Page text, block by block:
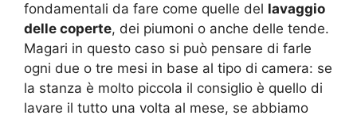
fondamentali da fare come quelle del lavaggio
delle coperte, dei piumoni o anche delle tende.
Magari in questo caso si può pensare di farle
ogni due o tre mesi in base al tipo di camera: se
la stanza è molto piccola il consiglio è quello di
lavare il tutto una volta al mese, se abbiamo